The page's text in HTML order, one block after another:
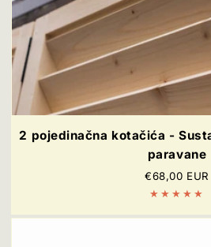
2 pojedinačna kotačića -
paravane
Redovna
cijena
€68,00 EUR